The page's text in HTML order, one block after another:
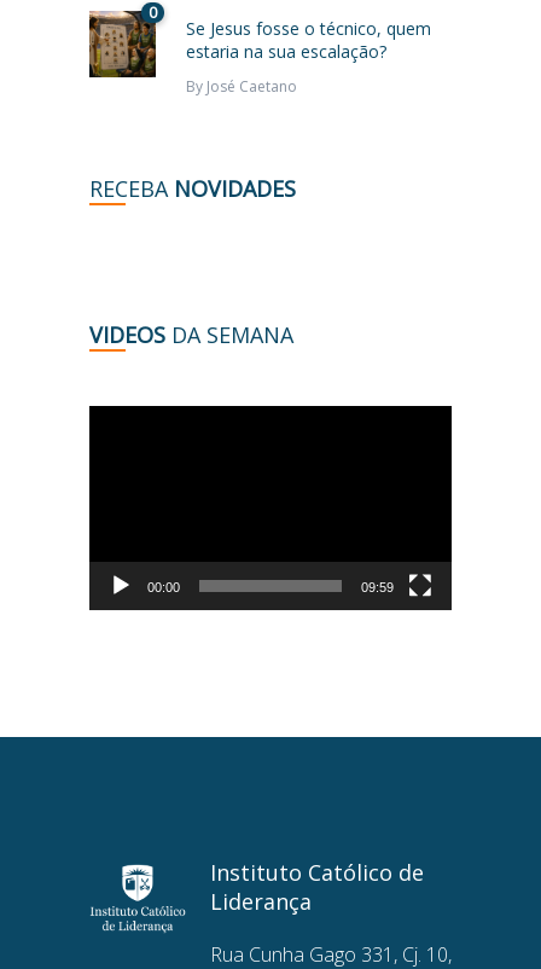
0
Se Jesus fosse o técnico, quem
estaria na sua escalação?
By José Caetano
RECEBA NOVIDADES
VIDEOS DA SEMANA
00:00 09:59
Instituto Católico de
Liderança
Rua Cunha Gago 331, Cj. 10,